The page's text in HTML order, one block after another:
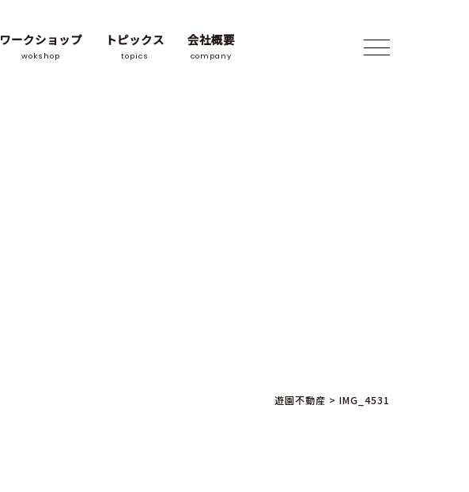
ワークショップ
wokshop
トピックス
topics
会社概要
company
遊園不動産 > IMG_4531